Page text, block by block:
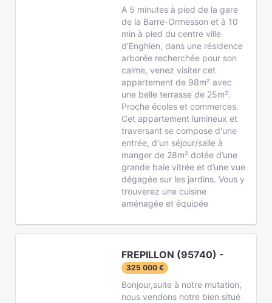
A 5 minutes à pied de la gare
de la Barre-Ormesson et à 10
min à pied du centre ville
d’Enghien, dans une résidence
arborée recherchée pour son
calme, venez visiter cet
appartement de 98m² avec
une belle terrasse de 25m².
Proche écoles et commerces.
Cet appartement lumineux et
traversant se compose d'une
entrée, d'un séjour/salle à
manger de 28m² dotée d’une
grande baie vitrée et d’une vue
dégagée sur les jardins. Vous y
trouverez une cuisine
aménagée et équipée
FREPILLON (95740) -
325 000 €
Bonjour,suite à notre mutation,
nous vendons notre bien situé